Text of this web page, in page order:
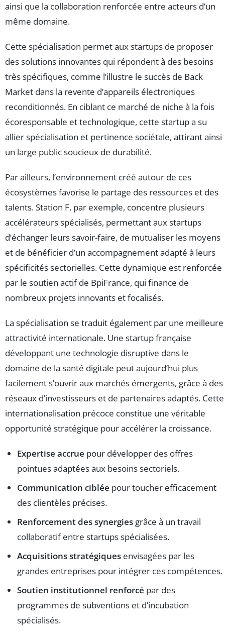
ainsi que la collaboration renforcée entre acteurs d’un
même domaine.
Cette spécialisation permet aux startups de proposer
des solutions innovantes qui répondent à des besoins
très spécifiques, comme l’illustre le succès de Back
Market dans la revente d’appareils électroniques
reconditionnés. En ciblant ce marché de niche à la fois
écoresponsable et technologique, cette startup a su
allier spécialisation et pertinence sociétale, attirant ainsi
un large public soucieux de durabilité.
Par ailleurs, l’environnement créé autour de ces
écosystèmes favorise le partage des ressources et des
talents. Station F, par exemple, concentre plusieurs
accélérateurs spécialisés, permettant aux startups
d’échanger leurs savoir-faire, de mutualiser les moyens
et de bénéficier d’un accompagnement adapté à leurs
spécificités sectorielles. Cette dynamique est renforcée
par le soutien actif de BpiFrance, qui finance de
nombreux projets innovants et focalisés.
La spécialisation se traduit également par une meilleure
attractivité internationale. Une startup française
développant une technologie disruptive dans le
domaine de la santé digitale peut aujourd’hui plus
facilement s’ouvrir aux marchés émergents, grâce à des
réseaux d’investisseurs et de partenaires adaptés. Cette
internationalisation précoce constitue une véritable
opportunité stratégique pour accélérer la croissance.
Expertise accrue pour développer des offres
pointues adaptées aux besoins sectoriels.
Communication ciblée pour toucher efficacement
des clientèles précises.
Renforcement des synergies grâce à un travail
collaboratif entre startups spécialisées.
Acquisitions stratégiques envisagées par les
grandes entreprises pour intégrer ces compétences.
Soutien institutionnel renforcé par des
programmes de subventions et d’incubation
spécialisés.